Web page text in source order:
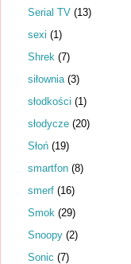
Serial TV (13)
sexi (1)
Shrek (7)
siłownia (3)
słodkości (1)
słodycze (20)
Słoń (19)
smartfon (8)
smerf (16)
Smok (29)
Snoopy (2)
Sonic (7)